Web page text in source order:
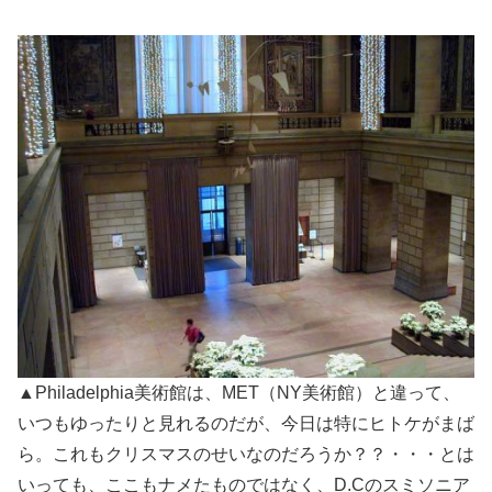
▲Philadelphia美術館は、MET（NY美術館）と違って、
いつもゆったりと見れるのだが、今日は特にヒトケがまば
ら。これもクリスマスのせいなのだろうか？？・・・とは
いっても、ここもナメたものではなく、D.Cのスミソニア